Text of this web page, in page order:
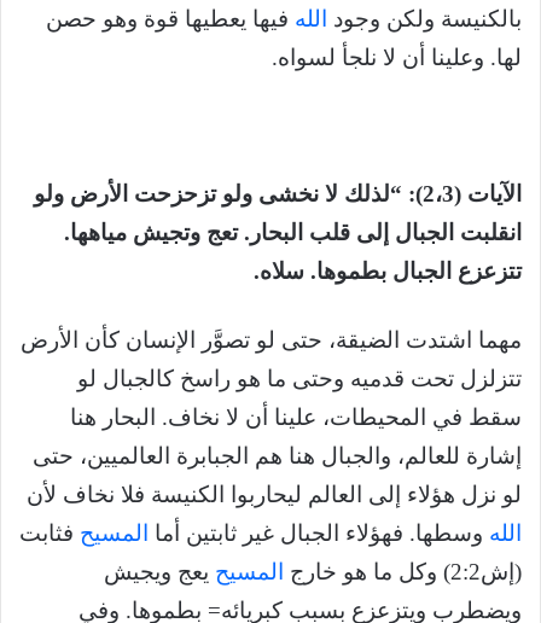
بالكنيسة ولكن وجود
الله فيها يعطيها قوة وهو حصن
لها. وعلينا أن لا نلجأ لسواه.
الآيات (2،3): “لذلك لا نخشى ولو تزحزحت الأرض ولو
انقلبت الجبال إلى قلب البحار. تعج وتجيش مياهها.
تتزعزع الجبال بطموها. سلاه.
مهما اشتدت الضيقة، حتى لو تصوَّر الإنسان كأن الأرض
تتزلزل تحت قدميه وحتى ما هو راسخ كالجبال لو
سقط في المحيطات، علينا أن لا نخاف. البحار هنا
إشارة للعالم، والجبال هنا هم الجبابرة العالميين، حتى
لو نزل هؤلاء إلى العالم ليحاربوا الكنيسة فلا نخاف لأن
الله وسطها. فهؤلاء الجبال غير ثابتين أما المسيح فثابت
(إش2:2) وكل ما هو خارج
المسيح يعج ويجيش
ويضطرب ويتزعزع بسبب كبريائه= بطموها. وفي